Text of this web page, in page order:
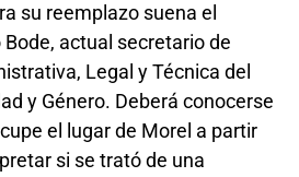
su reemplazo suena el
actual secretario de
Legal y Técnica del
y Género. Deberá conocerse
el lugar de Morel a partir
si se trató de una